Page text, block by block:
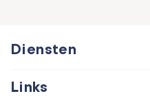
Diensten
Aankoop
Links